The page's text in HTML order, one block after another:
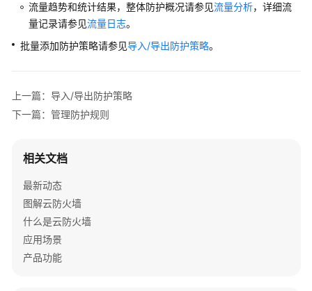
览
云
防
防
护
问
制
访
问
控
流量趋势和统计结果，整体防护概况请参见流量分析，详细流
量记录请参见流量日志。
批量添加防护策略请参见导入/导出防护策略。
上一篇：导入/导出防护策略
下一篇：管理防护规则
相关文档
最新动态
图解云防火墙
什么是云防火墙
应用场景
产品功能